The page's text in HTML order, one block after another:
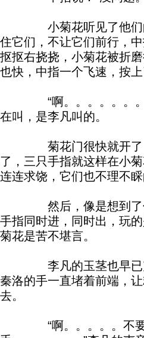
小菊花听见了他们的
住它们，不让它们前行，
抠抠右挠挠，小菊花被折
也快，中指一个飞速，按
“啊。。。。。。。
在叫，是李凡叫的。
菊花门很快就开了，
了，三只手指就这样在小
连连求饶，它们也不理不睬
然后，像是想到了什
手指同时进，同时出，玩
菊花是苦不堪言。
李凡的玉茎也早已充
秦洛的手一直堵着前端，
去。
“啊。。。。。不要